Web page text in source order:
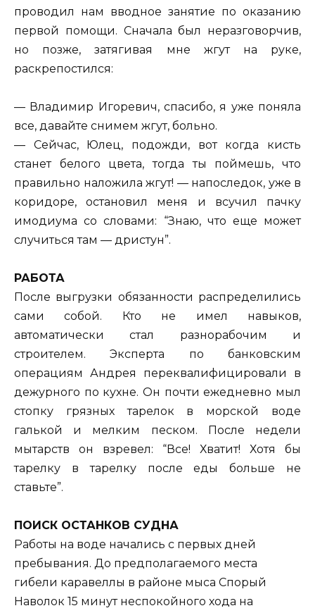
проводил нам вводное занятие по оказанию
первой помощи. Сначала был неразговорчив,
но позже, затягивая мне жгут на руке,
раскрепостился:
— Владимир Игоревич, спасибо, я уже поняла
все, давайте снимем жгут, больно.
— Сейчас, Юлец, подожди, вот когда кисть
станет белого цвета, тогда ты поймешь, что
правильно наложила жгут! — напоследок, уже в
коридоре, остановил меня и всучил пачку
имодиума со словами: “Знаю, что еще может
случиться там — дристун”.
РАБОТА
После выгрузки обязанности распределились
сами собой. Кто не имел навыков,
автоматически стал разнорабочим и
строителем. Эксперта по банковским
операциям Андрея переквалифицировали в
дежурного по кухне. Он почти ежедневно мыл
стопку грязных тарелок в морской воде
галькой и мелким песком. После недели
мытарств он взревел: “Все! Хватит! Хотя бы
тарелку в тарелку после еды больше не
ставьте”.
ПОИСК ОСТАНКОВ СУДНА
Работы на воде начались с первых дней
пребывания. До предполагаемого места
гибели каравеллы в районе мыса Спорый
Наволок 15 минут неспокойного хода на